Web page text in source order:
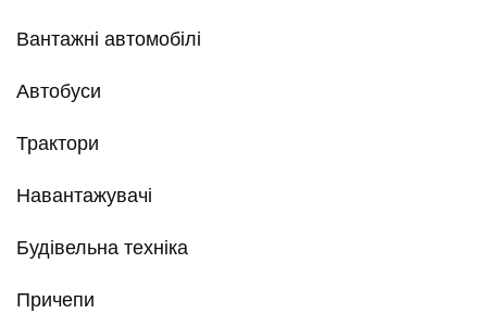
Вантажні автомобілі
Автобуси
Трактори
Навантажувачі
Будівельна техніка
Причепи